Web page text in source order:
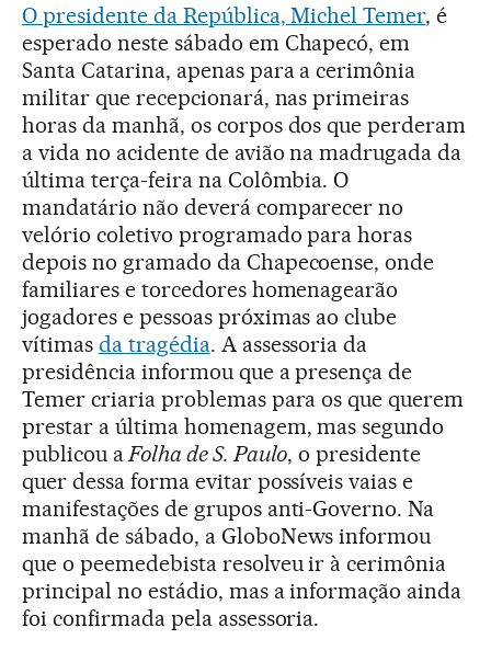
O presidente da República, Michel Temer, é
esperado neste sábado em Chapecó, em
Santa Catarina, apenas para a cerimônia
militar que recepcionará, nas primeiras
horas da manhã, os corpos dos que perderam
a vida no acidente de avião na madrugada da
última terça-feira na Colômbia. O
mandatário não deverá comparecer no
velório coletivo programado para horas
depois no gramado da Chapecoense, onde
familiares e torcedores homenagearão
jogadores e pessoas próximas ao clube
vítimas da tragédia. A assessoria da
presidência informou que a presença de
Temer criaria problemas para os que querem
prestar a última homenagem, mas segundo
publicou aFolha de S. Paulo, o presidente
quer dessa forma evitar possíveis vaias e
manifestações de grupos anti-Governo. Na
manhã de sábado, a GloboNews informou
que o peemedebista resolveu ir à cerimônia
principal no estádio, mas a informação ainda
foi confirmada pela assessoria.